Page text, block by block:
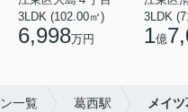
3LDK (102.00㎡)
6,998万円
3LDK
1億
一覧 葛西駅 メイ